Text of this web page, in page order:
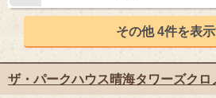
その他 4件を表
ザ・パークハウス晴海タワーズクロ